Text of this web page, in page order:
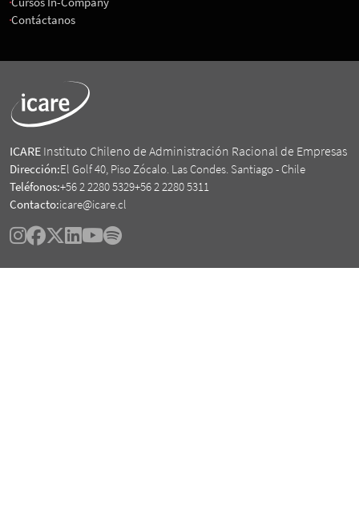
Contáctanos
ICARE Instituto Chileno de Administración Racional de Empresas
Dirección:El Golf 40, Piso Zócalo. Las Condes. Santiago - Chile
Teléfonos:+56 2 2280 5329+56 2 2280 5311
Contacto:icare@icare.cl